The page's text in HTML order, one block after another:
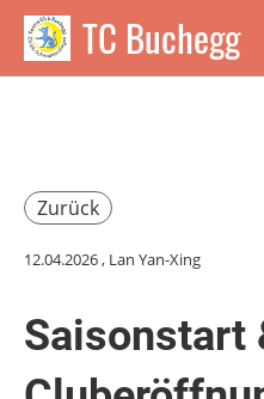
TC Buchegg
Zurück
12.04.2026, Lan Yan-Xing
Saisonstart